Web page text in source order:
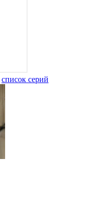
список серий